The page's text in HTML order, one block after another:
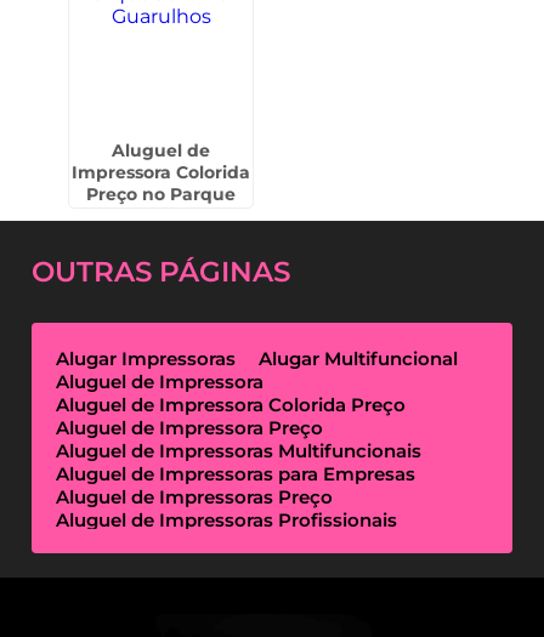
Aluguel de
Impressora Colorida
Preço no Parque
Jurema - Guarulhos
OUTRAS PÁGINAS
Alugar Impressoras
Alugar Multifuncional
Aluguel de Impressora
Aluguel de Impressora Colorida Preço
Aluguel de Impressora Preço
Aluguel de Impressoras Multifuncionais
Aluguel de Impressoras para Empresas
Aluguel de Impressoras Preço
Aluguel de Impressoras Profissionais